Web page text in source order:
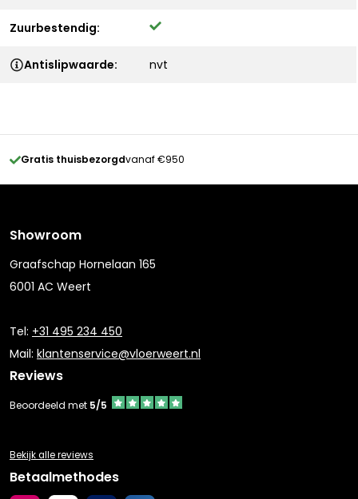
Zuurbestendig:
Antislipwaarde: nvt
Gratis thuisbezorgdvanaf €950
Showroom
Graafschap Hornelaan 165
6001 AC Weert
Tel: +31 495 234 450
Mail: klantenservice@vloerweert.nl
Reviews
Beoordeeld met 5/5
Bekijk alle reviews
Betaalmethodes